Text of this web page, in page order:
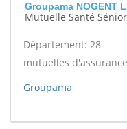
Groupama NOGENT
Mutuelle Santé Sénior
Département: 28
mutuelles
Groupama